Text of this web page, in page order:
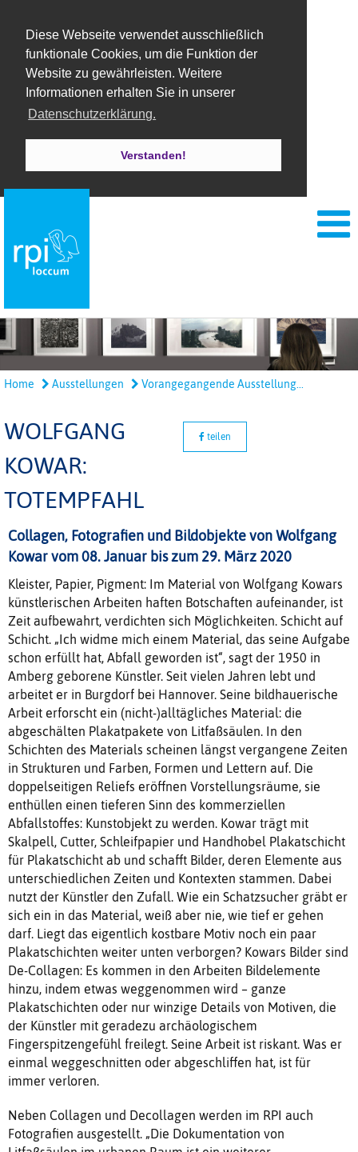
Diese Webseite verwendet ausschließlich
funktionale Cookies, um die Funktion der
Website zu gewährleisten. Weitere
Informationen erhalten Sie in unserer
Datenschutzerklärung.
Verstanden!
Home Ausstellungen Vorangegangende Ausstellung...
WOLFGANG
KOWAR:
TOTEMPFAHL
teilen
Collagen, Fotografien und Bildobjekte von Wolfgang
Kowar vom 08. Januar bis zum 29. März 2020
Kleister, Papier, Pigment: Im Material von Wolfgang Kowars
künstlerischen Arbeiten haften Botschaften aufeinander, ist
Zeit aufbewahrt, verdichten sich Möglichkeiten. Schicht auf
Schicht. „Ich widme mich einem Material, das seine Aufgabe
schon erfüllt hat, Abfall geworden ist“, sagt der 1950 in
Amberg geborene Künstler. Seit vielen Jahren lebt und
arbeitet er in Burgdorf bei Hannover. Seine bildhauerische
Arbeit erforscht ein (nicht-)alltägliches Material: die
abgeschälten Plakatpakete von Litfaßsäulen. In den
Schichten des Materials scheinen längst vergangene Zeiten
in Strukturen und Farben, Formen und Lettern auf. Die
doppelseitigen Reliefs eröffnen Vorstellungsräume, sie
enthüllen einen tieferen Sinn des kommerziellen
Abfallstoffes: Kunstobjekt zu werden. Kowar trägt mit
Skalpell, Cutter, Schleifpapier und Handhobel Plakatschicht
für Plakatschicht ab und schafft Bilder, deren Elemente aus
unterschiedlichen Zeiten und Kontexten stammen. Dabei
nutzt der Künstler den Zufall. Wie ein Schatzsucher gräbt er
sich ein in das Material, weiß aber nie, wie tief er gehen
darf. Liegt das eigentlich kostbare Motiv noch ein paar
Plakatschichten weiter unten verborgen? Kowars Bilder sind
De-Collagen: Es kommen in den Arbeiten Bildelemente
hinzu, indem etwas weggenommen wird – ganze
Plakatschichten oder nur winzige Details von Motiven, die
der Künstler mit geradezu archäologischem
Fingerspitzengefühl freilegt. Seine Arbeit ist riskant. Was er
einmal weggeschnitten oder abgeschliffen hat, ist für
immer verloren.
Neben Collagen und Decollagen werden im RPI auch
Fotografien ausgestellt. „Die Dokumentation von